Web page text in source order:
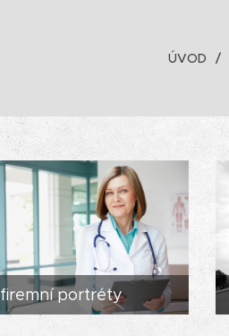
ÚVOD
firemní portréty